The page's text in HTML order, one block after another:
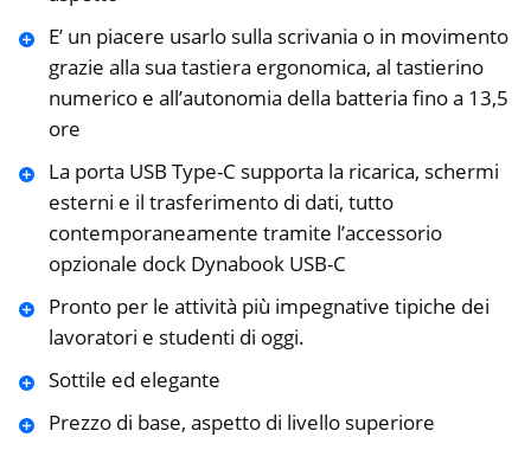
E’ un piacere usarlo sulla scrivania o in movimento
grazie alla sua tastiera ergonomica, al tastierino
numerico e all’autonomia della batteria fino a 13,5
ore
La porta USB Type-C supporta la ricarica, schermi
esterni e il trasferimento di dati, tutto
contemporaneamente tramite l’accessorio
opzionale dock Dynabook USB-C
Pronto per le attività più impegnative tipiche dei
lavoratori e studenti di oggi.
Sottile ed elegante
Prezzo di base, aspetto di livello superiore